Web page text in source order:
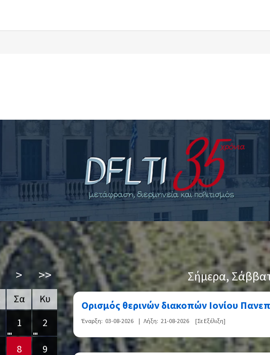
> >>
Σα
Κυ
1
2
8 9
Σήμερα,
Ορισμός θερινών διακοπών Ιονίου
Έναρξη: 03-08-2026 | Λήξη: 21-08-2026 [Σε Εξέλιξη]